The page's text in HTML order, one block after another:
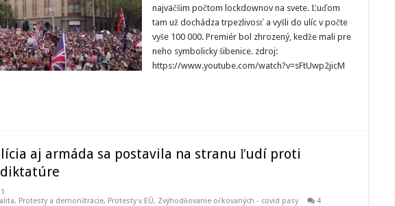
najväčšim počtom lockdownov na svete. Ľuďom
tam už dochádza trpezlivosť a vyšli do ulíc v počte
vyše 100 000. Premiér bol zhrozený, kedže mali pre
neho symbolicky šibenice. zdroj:
https://www.youtube.com/watch?v=sFtUwp2jicM
aj armáda sa postavila na stranu ľudí proti
, Protesty a demonštrácie, Protesty v EÚ, Zvýhodňovanie očkovaných - covid pasy 4